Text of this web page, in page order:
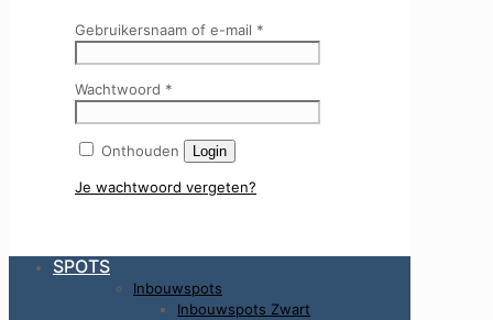
Gebruikersnaam of e-mail *
Wachtwoord *
Onthouden Login
Je wachtwoord vergeten?
SPOTS
Inbouwspots
Inbouwspots Zwart